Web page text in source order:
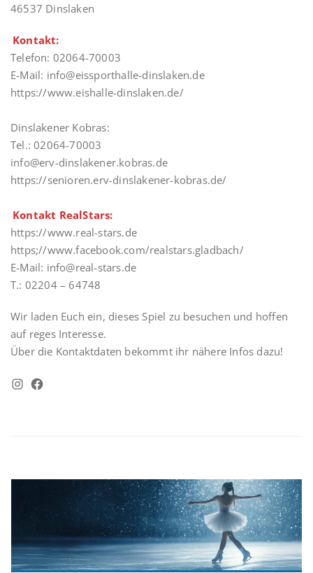
46537 Dinslaken
Kontakt:
Telefon: 02064-70003
E-Mail: info@eissporthalle-dinslaken.de
https://www.eishalle-dinslaken.de/
Dinslakener Kobras:
Tel.: 02064-70003
info@erv-dinslakener.kobras.de
https://senioren.erv-dinslakener-kobras.de/
Kontakt RealStars:
https://www.real-stars.de
https;//www.facebook.com/realstars.gladbach/
E-Mail: info@real-stars.de
T.: 02204 – 64748
Wir laden Euch ein, dieses Spiel zu besuchen und hoffen
auf reges Interesse.
Über die Kontaktdaten bekommt ihr nähere Infos dazu!
Instagram
Facebook